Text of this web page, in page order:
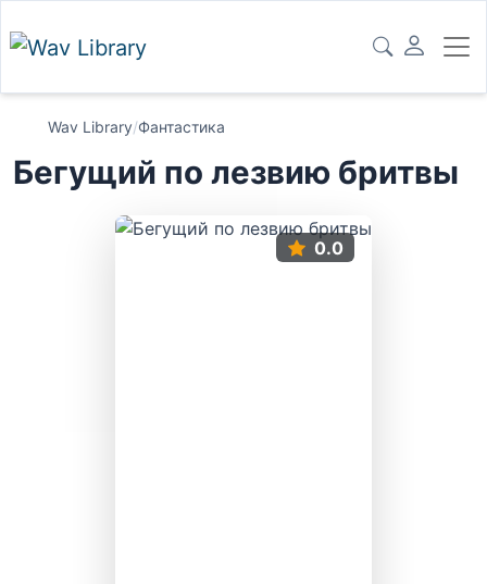
Wav Library/Фантастика
Бегущий по лезвию бритвы
0.0